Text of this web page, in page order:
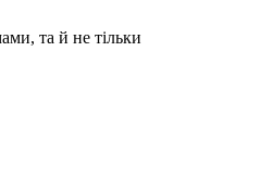
та й не тільки